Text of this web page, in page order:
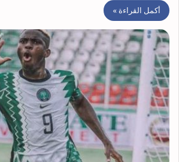
أكمل القراءة »